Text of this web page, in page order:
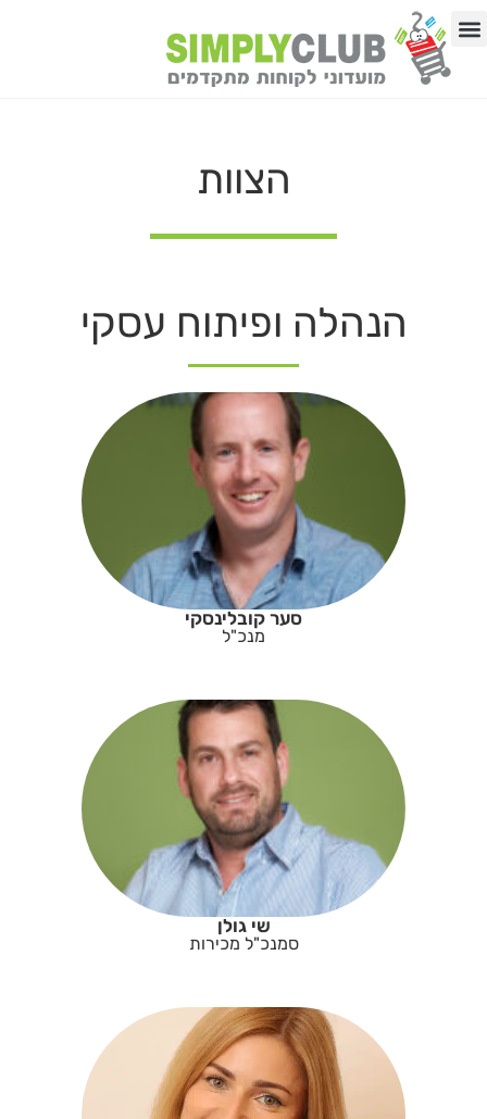
הצוות
הנהלה ופיתוח עסקי
סער קובלינסקי
מנכ"ל
שי גולן
סמנכ"ל מכירות